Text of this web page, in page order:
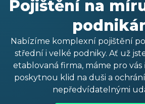
Pojištění na
Nabízíme komplexní pojištění
střední i velké podniky. Ať už
etablovaná firma, máme pro vás
poskytnou klid na duši a
nepředvídatelnými